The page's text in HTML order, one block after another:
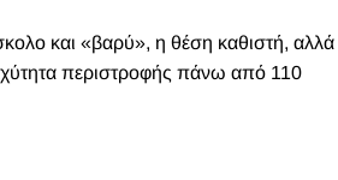
και «βαρύ», η θέση καθιστή, αλλά
περιστροφής πάνω από 110